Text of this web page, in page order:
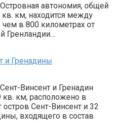
автономия, общей
км, находится между
в 800 километрах от
Гренландии…
и Гренадины
Винсент и Гренадин
км, расположено в
Сент-Винсент и 32
входящего в состав